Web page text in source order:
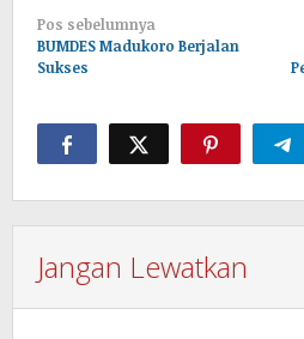
Navigasi
pos
Pos sebelumnya
BUMDES Madukoro Berjalan
Sukses
Jangan Lewatkan